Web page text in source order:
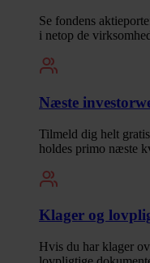
Se fondens
i netop de
Næste
Tilmeld dig helt
holdes primo næste
Klager og
Hvis du har klager